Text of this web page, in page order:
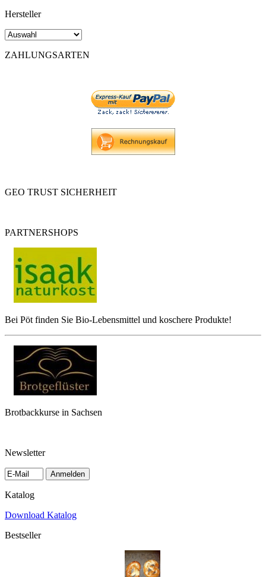
Hersteller
ZAHLUNGSARTEN
GEO TRUST SICHERHEIT
PARTNERSHOPS
Bei Pöt finden Sie Bio-Lebensmittel und koschere Produkte!
Brotbackkurse in Sachsen
Newsletter
Anmelden
Katalog
Download Katalog
Bestseller